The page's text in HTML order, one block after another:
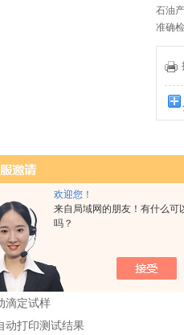
欢迎您！
来自局域网的朋友！有什么可
吗？
石油
准确
样品
样品
可与
避免
全自动测定仪技术参数的详细资料
品酸值全自动测定仪
机油及抗燃油酸值
检测两个样品
滴定试样
动打印测试结果